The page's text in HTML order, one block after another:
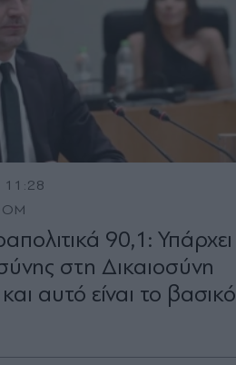
11:28
90,1: Υπάρχει
στη Δικαιοσύνη
αυτό είναι το βασικό